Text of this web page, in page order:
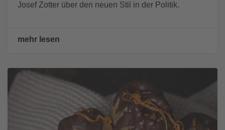
Josef Zotter über den neuen Stil in der Politik.
mehr lesen